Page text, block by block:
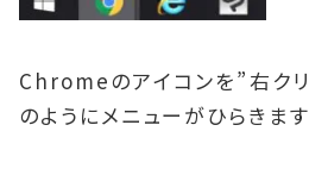
Chromeのアイコンを”右ク
のようにメニューがひらきます